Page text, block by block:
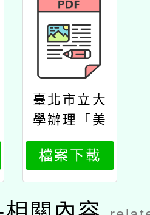
臺北市立大
學辦理「美
感與數位教
科書研究計
畫」規劃美
感人才培育
檔案下載